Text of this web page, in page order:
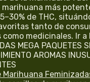
marihuana más
de THC,
tanto de
medicinales. Ir a
MEGA PAQUETES
AROMAS
Marihuana